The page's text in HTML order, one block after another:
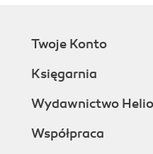
Twoje Konto
Księgarnia
Wydawnictwo
Współpraca